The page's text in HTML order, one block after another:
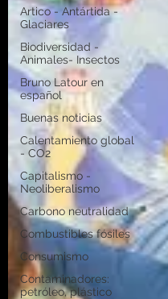
Artico - Antártida -
Glaciares
Biodiversidad -
Animales- Insectos
Bruno Latour en
español
Buenas noticias
Calentamiento global
- CO2
Capitalismo -
Neoliberalismo
Carbono neutralidad
Combustibles fósiles
Consumismo
Contaminadores:
petróleo, plástico